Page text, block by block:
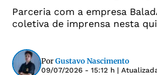
Parceria com a empresa
coletiva de imprensa nesta
Por Gustavo Nascimento
09/07/2026 - 15:12 h |